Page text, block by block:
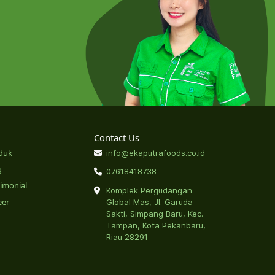
Contact Us
info@ekaputrafoods.co.id
07618418738
Komplek Pergudangan
Global Mas, Jl. Garuda
Sakti, Simpang Baru, Kec.
Tampan, Kota Pekanbaru,
Riau 28291